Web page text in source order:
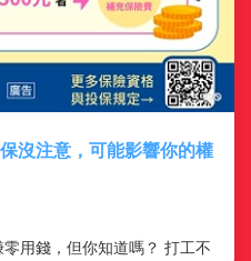
沒注意，可能影響你的權
用錢，但你知道嗎？ 打工不